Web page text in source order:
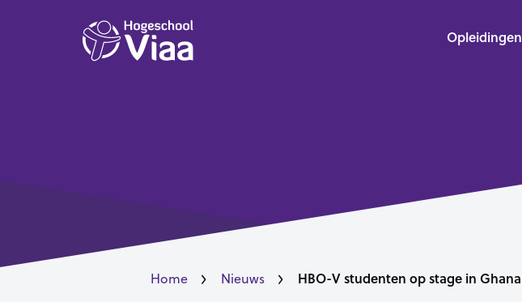
Opleidingen
Home Nieuws HBO-V studenten op stage in Ghana